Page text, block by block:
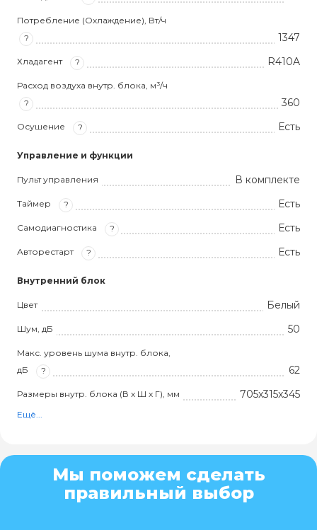
Потребление (Охлаждение), Вт/ч
?
1347
Хладагент ? R410A
Расход воздуха внутр. блока, м³/ч
?
360
Осушение ? Есть
Управление и функции
Пульт управления В комплекте
Таймер ? Есть
Самодиагностика ? Есть
Авторестарт ? Есть
Внутренний блок
Цвет Белый
Шум, дБ 50
Макс. уровень шума внутр. блока,
дБ
? 62
Размеры внутр. блока (В х Ш х Г), мм 705x315x345
Ещё...
Мы поможем сделать
правильный выбор